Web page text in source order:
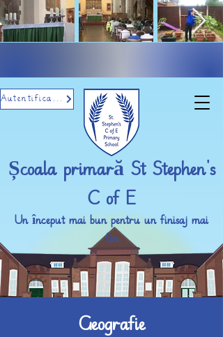
Un început mai bun pentru un finisaj mai
fin
Autentificare prin e-mail
Școala primară St Stephen's
C of E
Geografie